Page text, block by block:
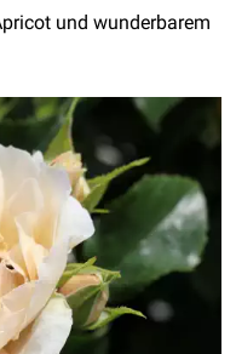
und wunderbarem